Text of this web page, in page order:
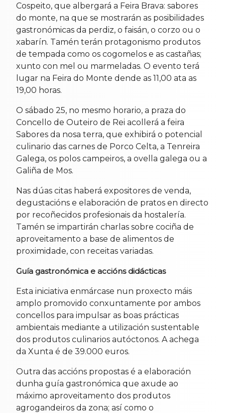
Cospeito, que albergará a Feira Brava: sabores
do monte, na que se mostrarán as posibilidades
gastronómicas da perdiz, o faisán, o corzo ou o
xabarín. Tamén terán protagonismo produtos
de tempada como os cogomelos e as castañas;
xunto con mel ou marmeladas. O evento terá
lugar na Feira do Monte dende as 11,00 ata as
19,00 horas.
O sábado 25, no mesmo horario, a praza do
Concello de Outeiro de Rei acollerá a feira
Sabores da nosa terra, que exhibirá o potencial
culinario das carnes de Porco Celta, a Tenreira
Galega, os polos campeiros, a ovella galega ou a
Galiña de Mos.
Nas dúas citas haberá expositores de venda,
degustacións e elaboración de pratos en directo
por recoñecidos profesionais da hostalería.
Tamén se impartirán charlas sobre cociña de
aproveitamento a base de alimentos de
proximidade, con receitas variadas.
Guía gastronómica e accións didácticas
Esta iniciativa enmárcase nun proxecto máis
amplo promovido conxuntamente por ambos
concellos para impulsar as boas prácticas
ambientais mediante a utilización sustentable
dos produtos culinarios autóctonos. A achega
da Xunta é de 39.000 euros.
Outra das accións propostas é a elaboración
dunha guía gastronómica que axude ao
máximo aproveitamento dos produtos
agrogandeiros da zona; así como o